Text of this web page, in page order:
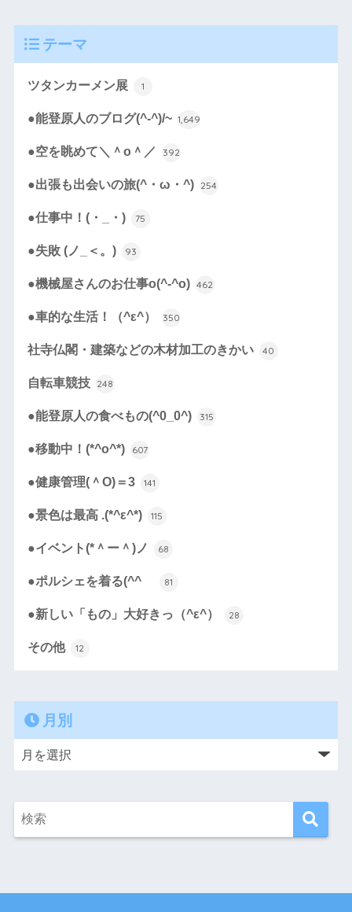
テーマ
ツタンカーメン展 1
●能登原人のブログ(^-^)/~ 1,649
●空を眺めて＼＾o＾／ 392
●出張も出会いの旅(^・ω・^) 254
●仕事中！(・_・) 75
●失敗 (ノ_＜。) 93
●機械屋さんのお仕事o(^-^o) 462
●車的な生活！（^ε^） 350
社寺仏閣・建築などの木材加工のきかい 40
自転車競技 248
●能登原人の食べもの(^0_0^) 315
●移動中！(*^o^*) 607
●健康管理(＾O)＝3 141
●景色は最高 .(*^ε^*) 115
●イベント(*＾ー＾)ノ 68
●ポルシェを着る(^^ゞ 81
●新しい「もの」大好きっ（^ε^） 28
その他 12
月別